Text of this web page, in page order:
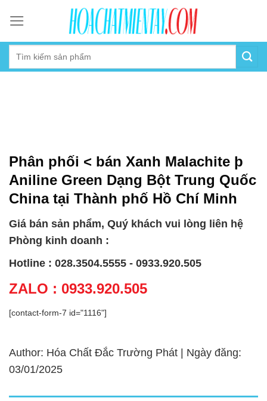
content
Phân phối < bán Xanh Malachite þ
Aniline Green Dạng Bột Trung Quốc
China tại Thành phố Hồ Chí Minh
Giá bán sản phẩm, Quý khách vui lòng liên hệ
Phòng kinh doanh :
Hotline : 028.3504.5555 - 0933.920.505
ZALO : 0933.920.505
[contact-form-7 id="1116"]
Author: Hóa Chất Đắc Trường Phát | Ngày đăng:
03/01/2025